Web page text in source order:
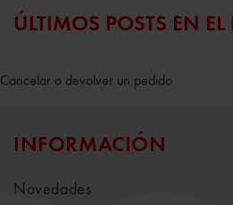
ÚLTIMOS POSTS EN EL
Cancelar o devolver un pedido
INFORMACIÓN
Novedades